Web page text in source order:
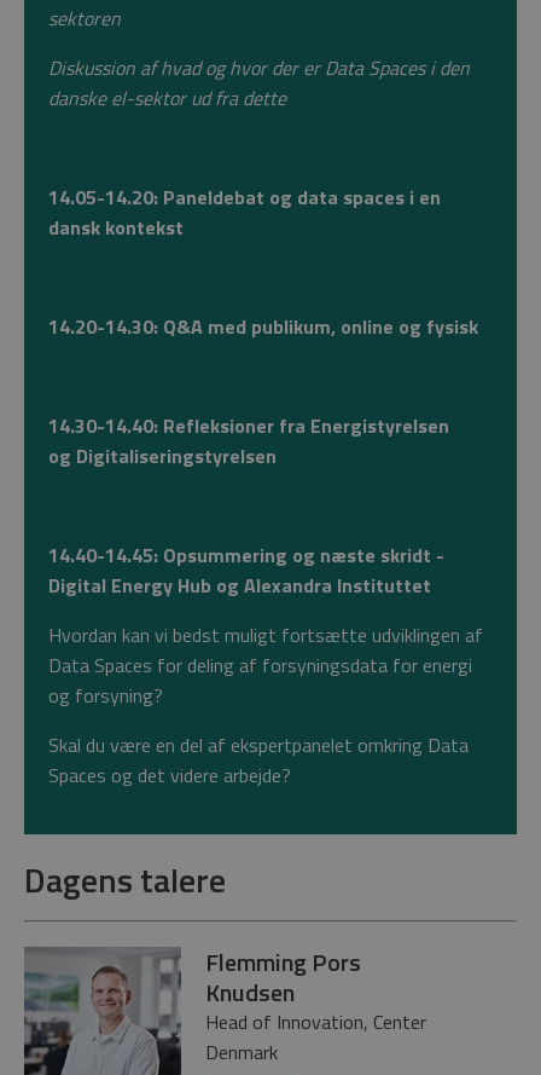
sektoren
Diskussion af hvad og hvor der er Data Spaces i den
danske el-sektor ud fra dette
14.05-14.20: Paneldebat og data spaces i en
dansk kontekst
14.20-14.30: Q&A med publikum, online og fysisk
14.30-14.40: Refleksioner fra Energistyrelsen
og Digitaliseringstyrelsen
14.40-14.45: Opsummering og næste skridt -
Digital Energy Hub og Alexandra Instituttet
Hvordan kan vi bedst muligt fortsætte udviklingen af
Data Spaces for deling af forsyningsdata for energi
og forsyning?
Skal du være en del af ekspertpanelet omkring Data
Spaces og det videre arbejde?
Dagens talere
Flemming Pors
Knudsen
Head of Innovation, Center
Denmark